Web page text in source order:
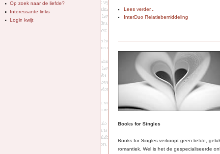
Lees verder...
InterDuo Relatiebemiddeling
Books for Singles
Books for Singles verkoopt geen liefde,
romantiek. Wel is het de gespecialiseerde
Op zoek naar de liefde?
Interessante links
Login kwijt